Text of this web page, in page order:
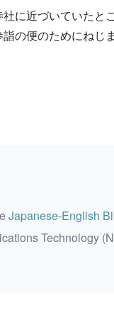
に近づいていた
の便のためにねじ
Japanese-English
Technology